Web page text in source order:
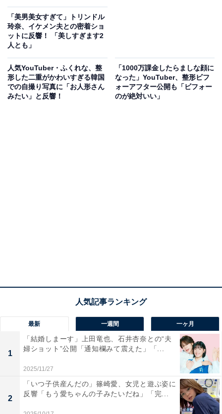
「美男美女すぎて」トリンドル
玲奈、イケメン夫との密着ショ
ットに反響！ 「美しすぎます2
人とも」
人気YouTuber・ふくれな、整
形した二重がかわいすぎる韓国
での自撮り写真に「お人形さん
みたい」と反響！
「1000万課金したらましな顔に
なった」YouTuber、整形ビフ
ォーアフター公開も「ビフォー
のが絶対いい」
最新 一週間 一ヶ月
1
「結婚しまーす」上田竜也、石井杏奈との“夫
婦ショット”公開「通知欄みて震えた」「...
2025/11/27
2
「いつ子供産んだの」篠崎愛、女児と遊ぶ姿に
反響「もう愛ちゃんの子みたいだね」「完...